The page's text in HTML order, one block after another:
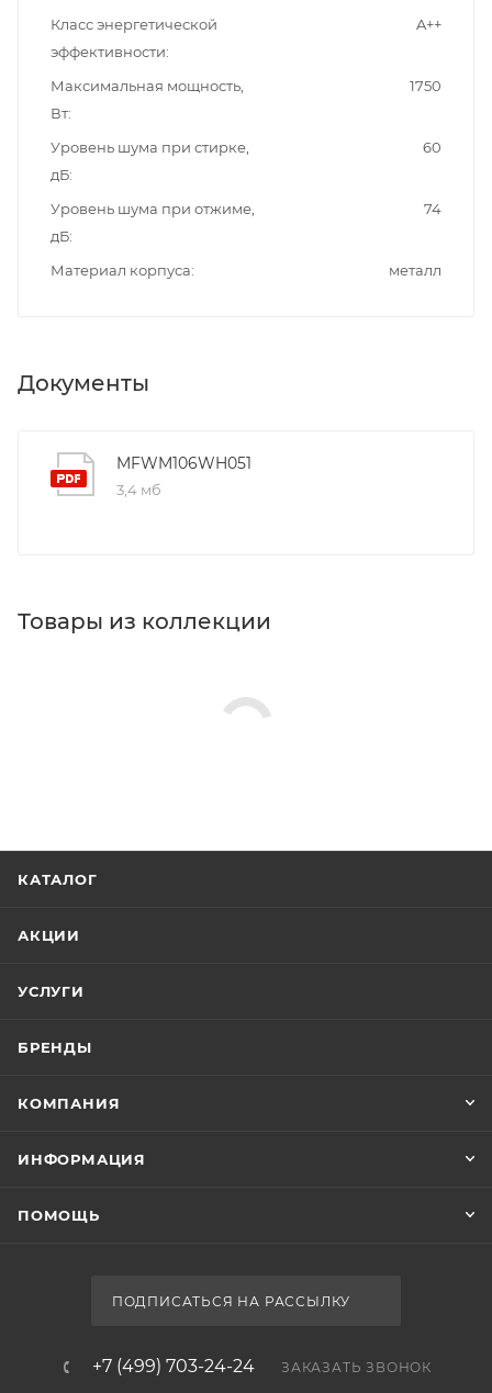
Класс энергетической
эффективности
A++
Максимальная мощность,
Вт
1750
Уровень шума при стирке,
дБ
60
Уровень шума при отжиме,
дБ
74
Материал корпуса металл
Документы
MFWM106WH051
3,4 мб
Товары из коллекции
КАТАЛОГ
АКЦИИ
УСЛУГИ
БРЕНДЫ
КОМПАНИЯ
ИНФОРМАЦИЯ
ПОМОЩЬ
ПОДПИСАТЬСЯ НА РАССЫЛКУ
+7 (499) 703-24-24 ЗАКАЗАТЬ ЗВОНОК